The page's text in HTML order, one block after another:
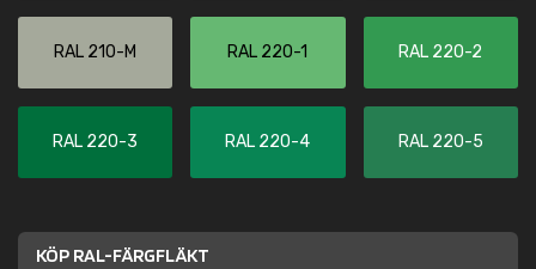
RAL 210-M RAL 220-1 RAL 220-2
RAL 220-3 RAL 220-4 RAL 220-5
KÖP RAL-FÄRGFLÄKT